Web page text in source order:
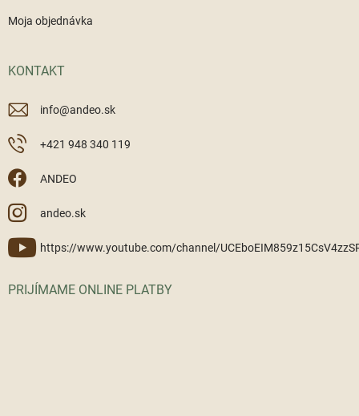
Moja objednávka
KONTAKT
info@andeo.sk
+421 948 340 119
ANDEO
andeo.sk
https://www.youtube.com/channel/
PRIJÍMAME ONLINE PLATBY